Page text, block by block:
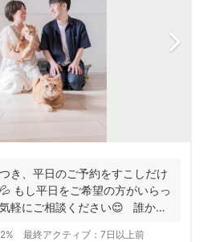
き、平日のご予約をすこしだけ
もし平日をご希望の方がいらっ
軽にご相談ください😌 誰かに
最終アクティブ： 7日以上前